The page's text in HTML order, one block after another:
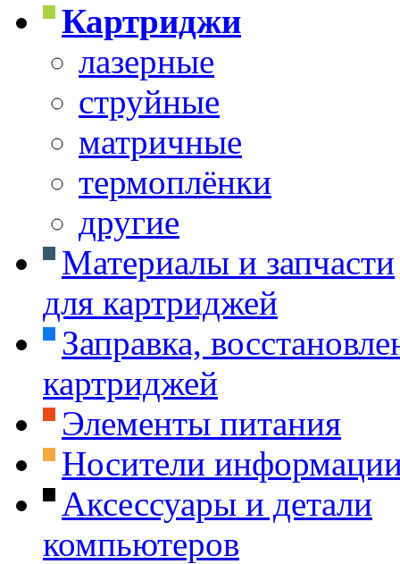
Картриджи
лазерные
струйные
матричные
термоплёнки
другие
Материалы и запчасти
для картриджей
Заправка,
картриджей
Элементы питания
Носители
Аксессуары и детали
компьютеров